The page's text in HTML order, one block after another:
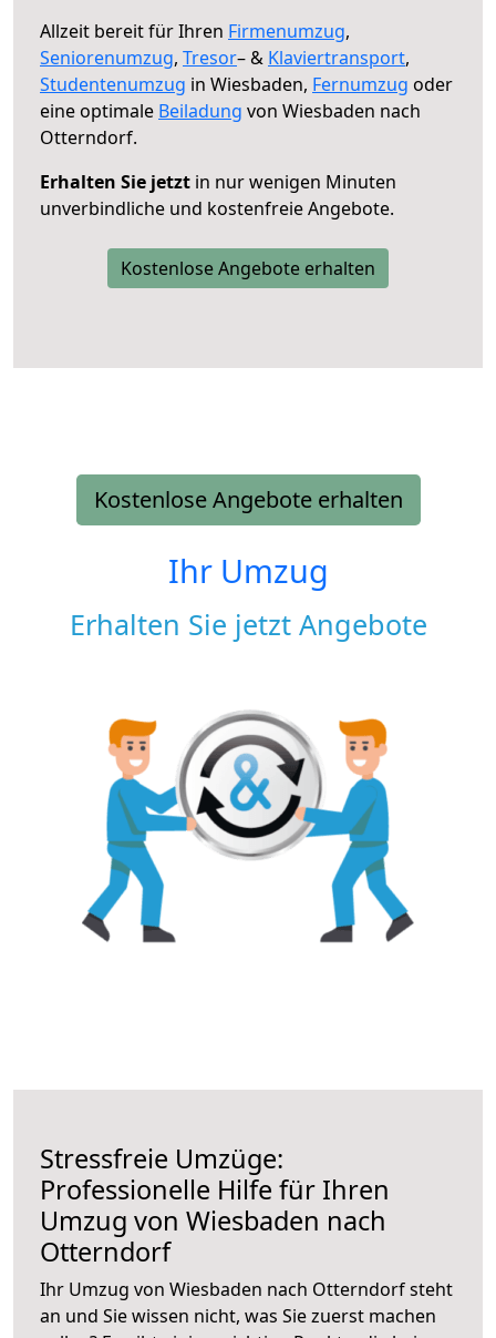
Allzeit bereit für Ihren Firmenumzug,
Seniorenumzug, Tresor– & Klaviertransport,
Studentenumzug in Wiesbaden, Fernumzug oder
eine optimale Beiladung von Wiesbaden nach
Otterndorf.
Erhalten Sie jetzt in nur wenigen Minuten
unverbindliche und kostenfreie Angebote.
Kostenlose Angebote erhalten
Kostenlose Angebote erhalten
Ihr Umzug
Erhalten Sie jetzt Angebote
Stressfreie Umzüge:
Professionelle Hilfe für Ihren
Umzug von Wiesbaden nach
Otterndorf
Ihr Umzug von Wiesbaden nach Otterndorf steht
an und Sie wissen nicht, was Sie zuerst machen